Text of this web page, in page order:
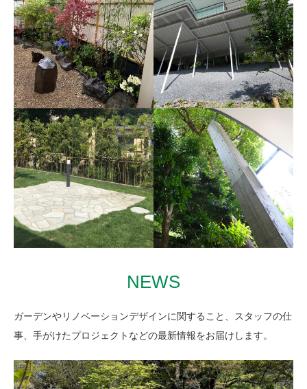
SECOND TOMIOKA
BLDG.
2025年10月 熱海市
熱海の駅ビル「ラスカ熱
海」屋上庭園
2026年2月 熱海市
浴室の雰囲気を格上げ 共
用部温泉リノベージョン
2024年 静岡県熱海市
緑と太平洋を望む別荘の
斜面に広がるミニマムな
砂庭
ンが 心地よい対比を生む
庭
を デザインとして生かす
庭
NEWS
ガーデンやリノベーションデザインに関すること、スタッフの仕
事、手がけたプロジェクトなどの最新情報をお届けします。